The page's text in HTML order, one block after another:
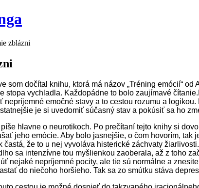
zblázni
som dočítal knihu, ktorá má názov „Tréning emócií“
stopa vychladla. Každopádne to bolo zaujímavé čítanie.
nepríjemné emočné stavy a to cestou rozumu a
je si uvedomiť súčasný stav a pokúsiť sa ho
píše hlavne o neurotikoch. Po prečítaní tejto knihy si
jeho emócie. Aby bolo jasnejšie, o čom hovorím,
častá, že to u nej vyvoláva histerické záchvaty
sa intenzívne tou myšlienkou zaoberala, až z toho
nejaké nepríjemné pocity, ale tie sú normálne a
do niečoho horšieho. Tak sa zo smútku stáva